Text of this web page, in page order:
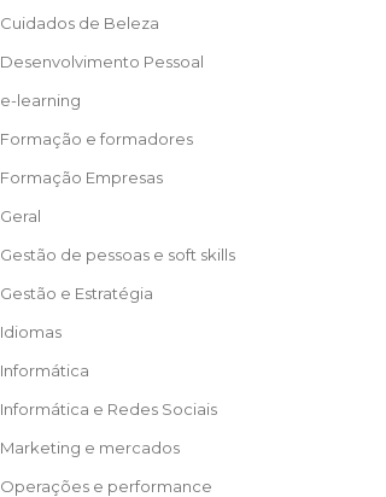
Cuidados de Beleza
Desenvolvimento Pessoal
e-learning
Formação e formadores
Formação Empresas
Geral
Gestão de pessoas e soft skills
Gestão e Estratégia
Idiomas
Informática
Informática e Redes Sociais
Marketing e mercados
Operações e performance